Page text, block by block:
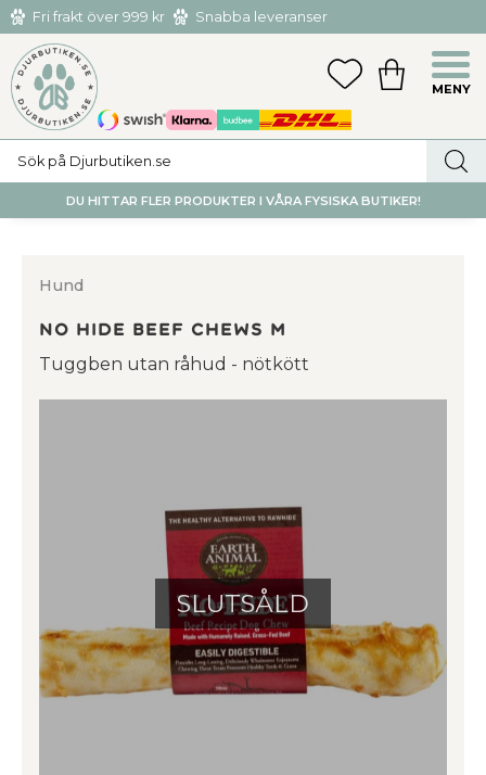
Meny
Fri frakt över 999 kr
Snabba leveranser
Hämta och returnera i butiken i Tumba eller Huddinge C
FAVORITER
KUNDVAGN
DU HITTAR FLER PRODUKTER I VÅRA FYSISKA BUTIKER!
Hund
No hide beef chews M
Tuggben utan råhud - nötkött
SLUTSÅLD